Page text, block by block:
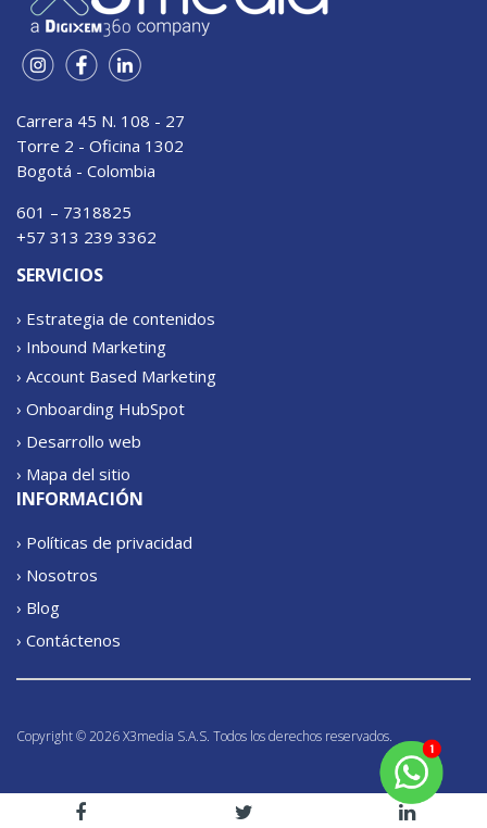
Carrera 45 N. 108 - 27
Torre 2 - Oficina 1302
Bogotá - Colombia
601 – 7318825
+57 313 239 3362
SERVICIOS
› Estrategia de contenidos
› Inbound Marketing
› Account Based Marketing
› Onboarding HubSpot
› Desarrollo web
› Mapa del sitio
INFORMACIÓN
› Políticas de privacidad
› Nosotros
› Blog
› Contáctenos
Copyright © 2026 X3media S.A.S. Todos los derechos reservados.